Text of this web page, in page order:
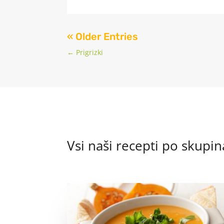
« Older Entries
← Prigrizki
Vsi naši recepti po